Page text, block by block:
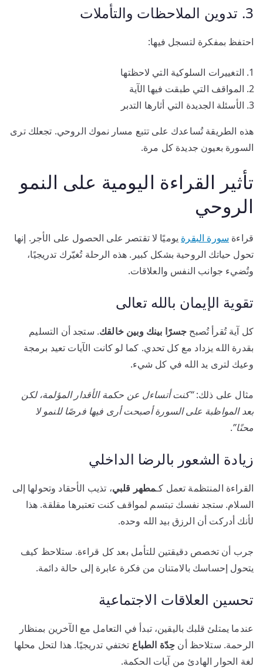
3. تدوين الملاحظات والتأملات
احتفظ بمفكرة لتسجل فيها:
التغييرات السلوكية التي لاحظتها
المواقف التي طبقت فيها الآية
الأسئلة الجديدة التي أثارها التدبر
هذه الطريقة تُساعدك على تتبع مسار نموك الروحي. تجعلك ترى
السورة بعيون جديدة كل مرة.
تأثير القراءة اليومية على النمو
الروحي
قراءة سورة البقرة يوميًا لا تقتصر على الحصول على الأجر. إنها
تحول حياتك الروحية بشكل كبير. هذه الرحلة تُغيّرك تدريجيًا،
وتُضيء جوانب النفس والعلاقات.
تقوية الإيمان بالله تعالى
كل آية تُقرأ تُصبح جسرًا بينك وبين خالقك. ستجد أن التسليم
بقدرة الله يزداد مع كل تحدي. كما لو كانت الآيات تعيد برمجة
وعيك لترى يد الله في كل شيء.
مثال على ذلك:“كنت أتساءل عن حكمة الأقدار المؤلمة، لكن
بعد المواظبة على السورة أصبحت أرى فيها فرصًا للنمو لا
محنًا”.
زيادة الشعور بالرضا الداخلي
القراءة المنتظمة تعمل كـمطهر قلبي، تذيب الأحقاد وتحولها إلى
السلام. ستجد نفسك تبتسم لمواقف كنت تعتبرها مقلقة. هذا
لأنك أدركت أن الرزق بيد الله وحده.
جرب أن تخصص دقيقتين للتأمل بعد كل قراءة. ستلاحظ كيف
يتحول إحساسك بالامتنان من فكرة عابرة إلى حالة دائمة.
تحسين العلاقات الاجتماعية
عندما يمتلئ قلبك باليقين، تبدأ في التعامل مع الآخرين بمنظار
الرحمة. ستلاحظ أن حِدّة الطباع تختفي تدريجيًا. هذا لتحل محلها
لغة الحوار الهادئ من آيات الحكمة.